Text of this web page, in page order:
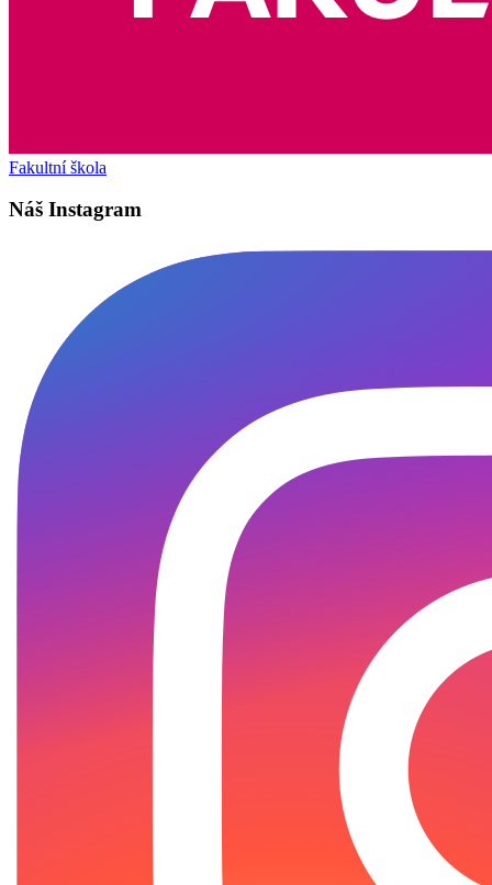
Fakultní škola
Náš Instagram